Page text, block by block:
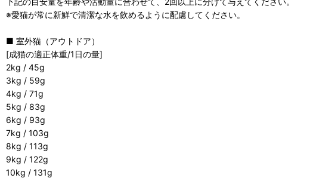
※愛猫が常に新鮮で清潔な水を飲めるように配慮してください。
■ 室外猫（アウトドア）
[成猫の適正体重/1日の量]
2kg / 45g
3kg / 59g
4kg / 71g
5kg / 83g
6kg / 93g
7kg / 103g
8kg / 113g
9kg / 122g
10kg / 131g